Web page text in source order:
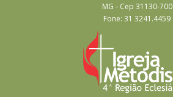
MG - Cep 31130-700
Fone: 31 3241.4459